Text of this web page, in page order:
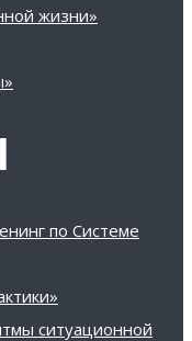
жизни»
по Системе
ситуационной